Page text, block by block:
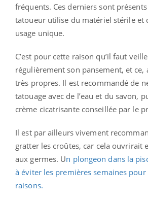
fréquents. Ces derniers sont
tatoueur utilise du matériel stérile et
usage unique.
C’est pour cette raison qu’il faut
régulièrement son pansement, et ce,
très propres. Il est recommandé de
tatouage avec de l’eau et du savon,
crème cicatrisante conseillée par le
Il est par ailleurs vivement
gratter les croûtes, car cela ouvrirait
aux germes. Un plongeon dans la
à éviter les premières semaines pour
raisons.